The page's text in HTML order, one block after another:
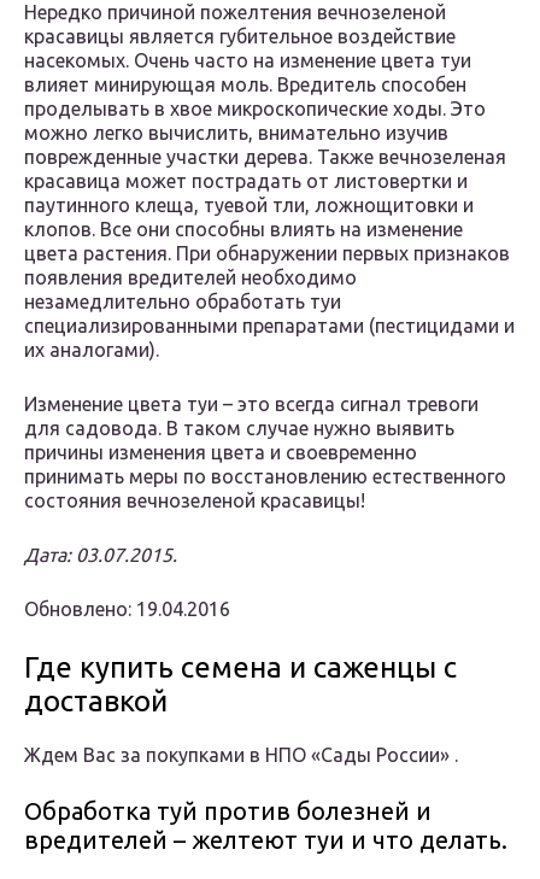
Нередко причиной пожелтения вечнозеленой
красавицы является губительное воздействие
насекомых. Очень часто на изменение цвета туи
влияет минирующая моль. Вредитель способен
проделывать в хвое микроскопические ходы. Это
можно легко вычислить, внимательно изучив
поврежденные участки дерева. Также вечнозеленая
красавица может пострадать от листовертки и
паутинного клеща, туевой тли, ложнощитовки и
клопов. Все они способны влиять на изменение
цвета растения. При обнаружении первых признаков
появления вредителей необходимо
незамедлительно обработать туи
специализированными препаратами (пестицидами и
их аналогами).
Изменение цвета туи – это всегда сигнал тревоги
для садовода. В таком случае нужно выявить
причины изменения цвета и своевременно
принимать меры по восстановлению естественного
состояния вечнозеленой красавицы!
Дата: 03.07.2015.
Обновлено: 19.04.2016
Где купить семена и саженцы с
доставкой
Ждем Вас за покупками в НПО «Сады России» .
Обработка туй против болезней и
вредителей – желтеют туи и что делать.